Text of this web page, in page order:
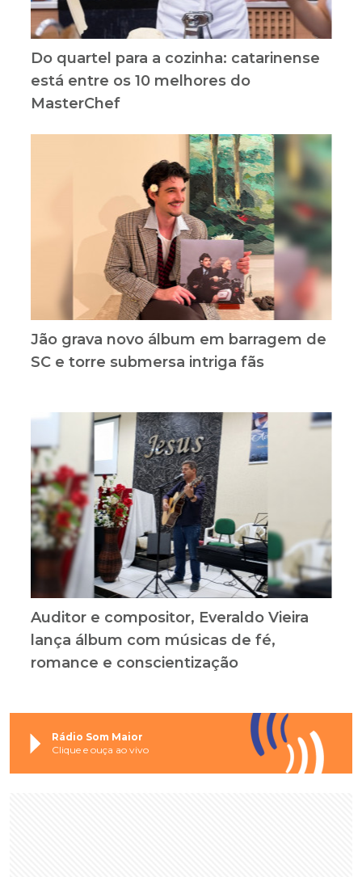
Do quartel para a cozinha: catarinense
está entre os 10 melhores do
MasterChef
Jão grava novo álbum em barragem de
SC e torre submersa intriga fãs
Auditor e compositor, Everaldo Vieira
lança álbum com músicas de fé,
romance e conscientização
Rádio Som Maior
Clique e ouça ao vivo